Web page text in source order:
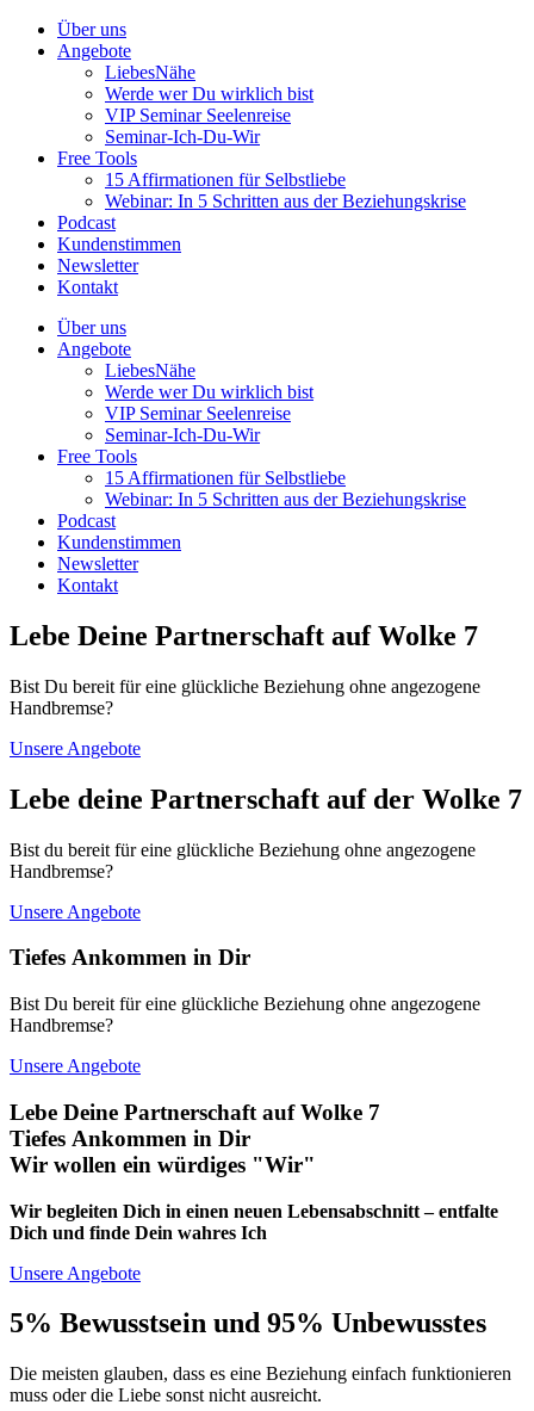
Über uns
Angebote
LiebesNähe
Werde wer Du wirklich bist
VIP Seminar Seelenreise
Seminar-Ich-Du-Wir
Free Tools
15 Affirmationen für Selbstliebe
Webinar: In 5 Schritten aus der Beziehungskrise
Podcast
Kundenstimmen
Newsletter
Kontakt
Über uns
Angebote
LiebesNähe
Werde wer Du wirklich bist
VIP Seminar Seelenreise
Seminar-Ich-Du-Wir
Free Tools
15 Affirmationen für Selbstliebe
Webinar: In 5 Schritten aus der Beziehungskrise
Podcast
Kundenstimmen
Newsletter
Kontakt
Lebe Deine Partnerschaft auf Wolke 7
Bist Du bereit für eine glückliche Beziehung ohne angezogene
Handbremse?
Unsere Angebote
Lebe deine Partnerschaft auf der Wolke 7
Bist du bereit für eine glückliche Beziehung ohne angezogene
Handbremse?
Unsere Angebote
Tiefes Ankommen in Dir
Bist Du bereit für eine glückliche Beziehung ohne angezogene
Handbremse?
Unsere Angebote
Lebe Deine Partnerschaft auf Wolke 7
Tiefes Ankommen in Dir
Wir wollen ein würdiges "Wir"
Wir begleiten Dich in einen neuen Lebensabschnitt – entfalte
Dich und finde Dein wahres Ich
Unsere Angebote
5% Bewusstsein und 95% Unbewusstes
Die meisten glauben, dass es eine Beziehung einfach funktionieren
muss oder die Liebe sonst nicht ausreicht.